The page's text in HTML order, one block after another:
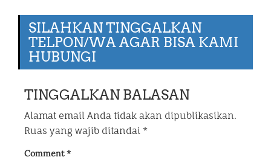
SILAHKAN TINGGALKAN
TELPON/WA AGAR BISA KAMI
HUBUNGI
TINGGALKAN BALASAN
Alamat email Anda tidak akan dipublikasikan.
Ruas yang wajib ditandai *
Comment*